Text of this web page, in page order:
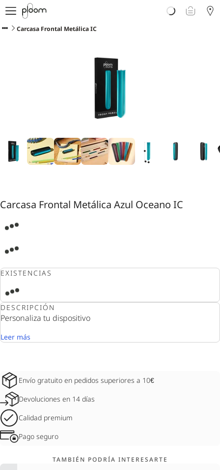
Descubre Ploom AURA
Tienda
ISLAS CANARIAS
Carcasa Frontal Metálica IC
Carcasa Frontal Metálica Azul Oceano IC
EXISTENCIAS
DESCRIPCIÓN
Personaliza tu dispositivo
Leer más
Envío gratuito en pedidos superiores a 10€
Devoluciones en 14 días
Calidad premium
Pago seguro
TAMBIÉN PODRÍA INTERESARTE